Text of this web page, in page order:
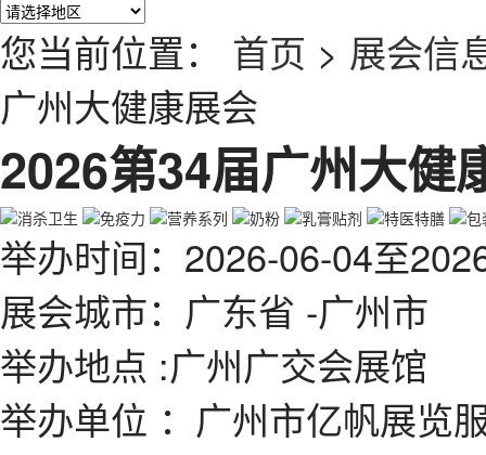
您当前位置： 首页 > 展会信
广州大健康展会
2026第34届广州大健
举办时间： 2026-06-04至
展会城市：广东省 -广州市
举办地点 :广州广交会展馆
举办单位 ：广州市亿帆展览